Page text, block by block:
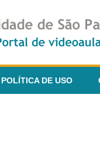
POLÍTICA DE USO